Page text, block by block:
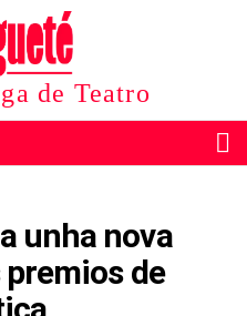
de Teatro
unha nova
de